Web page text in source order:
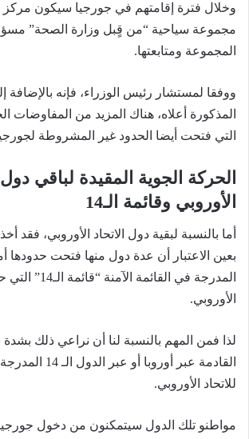
وخلال فترة إقامتهم في جورجيا سيكون
مجموعة سياحية “من قٍبل وزارة الصحة”
المجموعة ومتابعتها.
ووفقا لمستشار رئيس الوزراء، فإنه
المذكورة أعلاه، هناك المزيد من المفاوضات
التي فتحت أيضا الحدود غير المشروطة
الحركة الجوية المقيدة لباقي دول
الأوروبي وقائمة الـ14
أما بالنسبة لبقية دول الاتحاد الأوروبي، فقد
بعين الاعتبار أن عدة دول منها فتحت حدودها
المدرجة في القائمة
الأوروبي.
لذا فمن المهم بالنسبة لنا أن نراعي ذلك
القادمة عبر أوروبا
للاتحاد الأوروبي.
مواطنو تلك الدول سيتمكنون من دخول